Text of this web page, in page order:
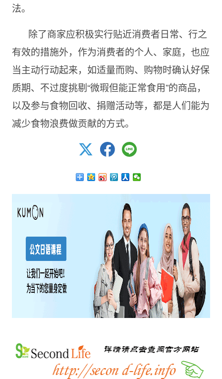
法。
除了商家应积极实行贴近消费者日常、行之
有效的措施外，作为消费者的个人、家庭，也应
当主动行动起来，如适量而购、购物时确认好保
质期、不过度挑剔“微瑕但能正常食用”的商品，
以及参与食物回收、捐赠活动等，都是人们能为
减少食物浪费做贡献的方式。